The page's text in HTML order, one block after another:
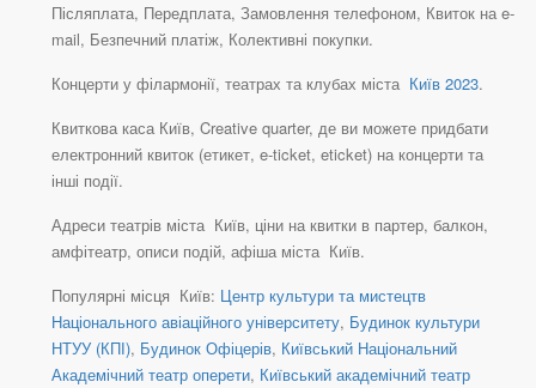
Післяплата, Передплата, Замовлення телефоном, Квиток на e-
mail, Безпечний платіж, Колективні покупки.
Концерти у філармонії, театрах та клубах міста Київ 2023.
Квиткова каса Київ, Creative quarter, де ви можете придбати
електронний квиток (етикет, e-ticket, eticket) на концерти та
інші події.
Адреси театрів міста Київ, ціни на квитки в партер, балкон,
амфітеатр, описи подій, афіша міста Київ.
Популярні місця Київ: Центр культури та мистецтв
Національного авіаційного університету, Будинок культури
НТУУ (КПІ), Будинок Офіцерів, Київський Національний
Академічний театр оперети, Київський академічний театр